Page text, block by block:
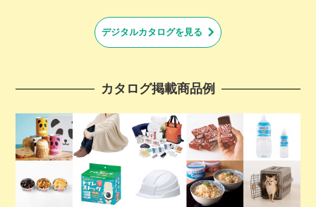
デジタルカタログを見る
カタログ掲載商品例